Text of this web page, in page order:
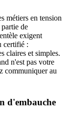
métiers en tension
de
exigent
certifié :
claires et simples.
n'est pas votre
communiquer au
d'embauche